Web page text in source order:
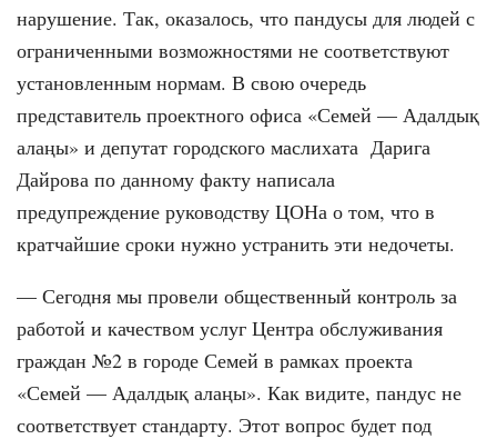
нарушение. Так, оказалось, что пандусы для людей с
ограниченными возможностями не соответствуют
установленным нормам. В свою очередь
представитель проектного офиса «Семей — Адалдық
алаңы» и депутат городского маслихата Дарига
Дайрова по данному факту написала
предупреждение руководству ЦОНа о том, что в
кратчайшие сроки нужно устранить эти недочеты.
— Сегодня мы провели общественный контроль за
работой и качеством услуг Центра обслуживания
граждан №2 в городе Семей в рамках проекта
«Семей — Адалдық алаңы». Как видите, пандус не
соответствует стандарту. Этот вопрос будет под